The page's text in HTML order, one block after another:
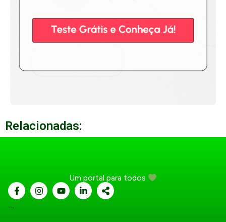
Relacionadas:
Um portal para todos
...